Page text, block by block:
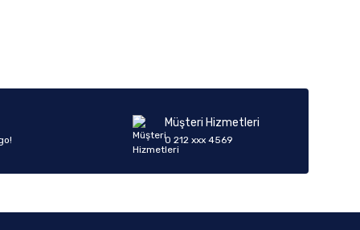
Müşteri Hizmetleri
0 212 xxx 4569